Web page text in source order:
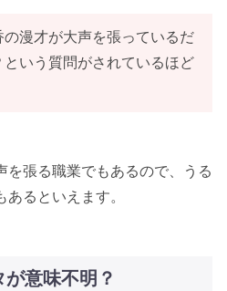
漫才が大声を張っているだ
いう質問がされているほど
を張る職業でもあるので、うる
るといえます。
意味不明？